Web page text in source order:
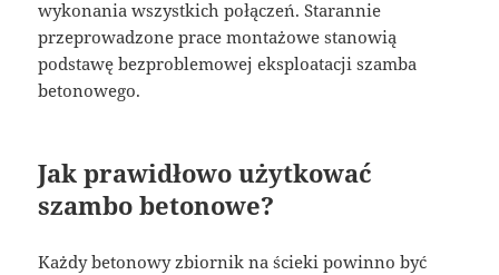
wykonania wszystkich połączeń. Starannie
przeprowadzone prace montażowe stanowią
podstawę bezproblemowej eksploatacji szamba
betonowego.
Jak prawidłowo użytkować
szambo betonowe?
Każdy betonowy zbiornik na ścieki powinno być